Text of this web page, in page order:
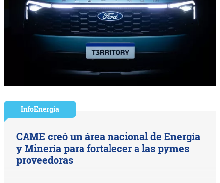
InfoEnergía
CAME creó un área nacional de Energía
y Minería para fortalecer a las pymes
proveedoras